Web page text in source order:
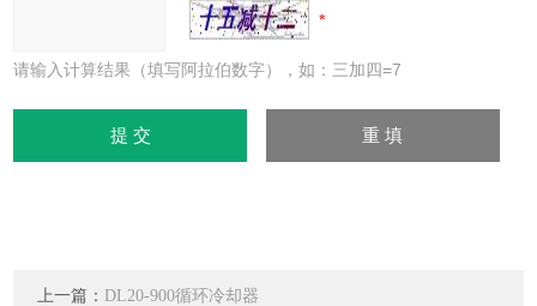
请输入计算结果（填写阿拉伯数字），如：三加四=7
上一篇： DL20-900循环冷却器